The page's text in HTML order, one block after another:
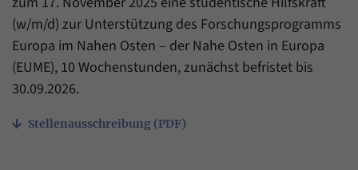
(w/m/d) zur Unterstützung des Forschungsprogramms
Europa im Nahen Osten – der Nahe Osten in Europa
(EUME), 10 Wochenstunden, zunächst befristet bis
30.09.2026.
Stellenausschreibung (PDF)
Zweck
generierte ID, für die historische Speicherung
Ihrer vorgenommen Einstellungen, falls der
Webseiten-Betreiber dies eingestellt hat.
Name _pk_ref
Anbieter Matomo
Mit diesem Cookie können wir speichern, von